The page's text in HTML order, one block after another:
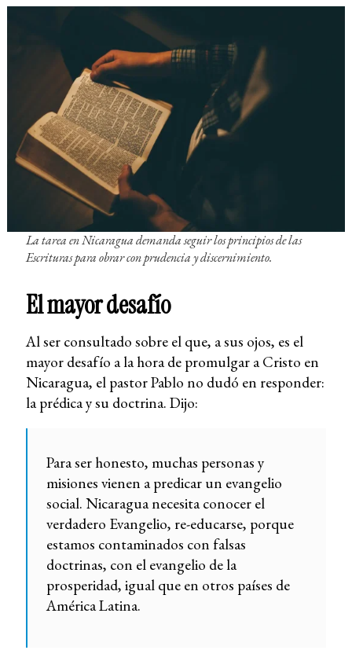
La tarea en Nicaragua demanda seguir los principios de las
Escrituras para obrar con prudencia y discernimiento.
El mayor desafío
Al ser consultado sobre el que, a sus ojos, es el
mayor desafío a la hora de promulgar a Cristo en
Nicaragua, el pastor Pablo no dudó en responder:
la prédica y su doctrina. Dijo:
Para ser honesto, muchas personas y
misiones vienen a predicar un evangelio
social. Nicaragua necesita conocer el
verdadero Evangelio, re-educarse, porque
estamos contaminados con falsas
doctrinas, con el evangelio de la
prosperidad, igual que en otros países de
América Latina.